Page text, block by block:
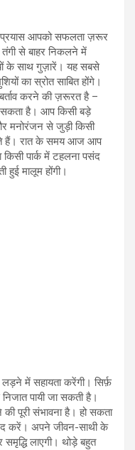
प्रयास आपको सफलता ज़रूर
तंगी से बाहर निकलने में
के साथ गुज़ारें। यह सबसे
का स्रोत साबित होंगे।
करने की ज़रूरत है –
सकता है। आप किसी बड़े
मनोरंजन से जुड़ी किसी
हैं। रात के समय आज आप
पार्क में टहलना पसंद
मालूम होंगी।
में सहायता करेंगी। सिर्फ़
पायी जा सकती है।
पूरी संभावना है। हो सकता
करें। अपने जीवन-साथी के
लाएगी। थोड़े बहुत